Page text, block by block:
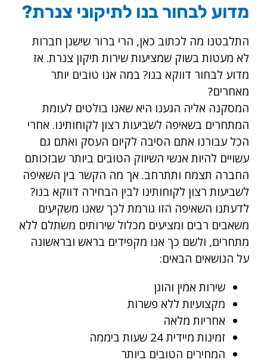
מדוע לבחור בנו לתיקוני צנרת?
התלבטנו מה לכתוב כאן, הרי ברור שישנן חברות
לא מעטות בשוק שמציעות שירות תיקון צנרת. אז
מדוע לבחור דווקא בנו? במה אנו טובים יותר
מאחרים?
המסקנה אליה הגענו היא שאנו בולטים לעומת
המתחרים בשאיפה לשביעות רצון לקוחותינו. אחרי
הכל עבורנו אתם הסיבה לקיום העסק ואתם גם
עשויים להיות אנשי השיווק הטובים ביותר שבזכותם
החברה תצמח ותתרחב. אך מה הקשר בין השאיפה
לשביעות רצון לקוחותינו לבין הבחירה דווקא בנו?
לדעתנו השאיפה הזו גורמת לכך שאנו משקיעים
משאבים רבים ומציעים מכלול שירותים משתלם ללא
מתחרים, ולשם כך אנו מקפידים בראש ובראשונה
על הנושאים הבאים:
שירות אמין והוגן
מקצועיות ללא פשרות
אחריות מלאה
זמינות מיידית 24 שעות ביממה
המחירים הטובים ביותר